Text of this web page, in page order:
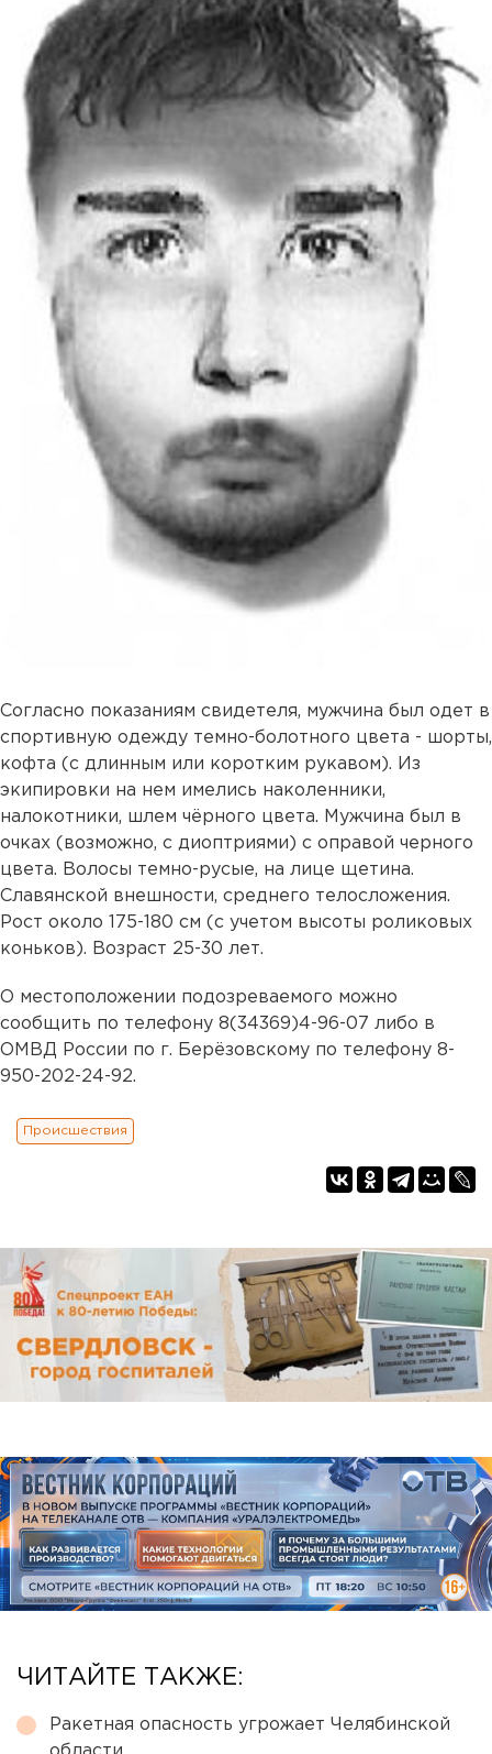
Согласно показаниям свидетеля, мужчина был одет в
спортивную одежду темно-болотного цвета - шорты,
кофта (с длинным или коротким рукавом). Из
экипировки на нем имелись наколенники,
налокотники, шлем чёрного цвета. Мужчина был в
очках (возможно, с диоптриями) с оправой черного
цвета. Волосы темно-русые, на лице щетина.
Славянской внешности, среднего телосложения.
Рост около 175-180 см (с учетом высоты роликовых
коньков). Возраст 25-30 лет.
О местоположении подозреваемого можно
сообщить по телефону 8(34369)4-96-07 либо в
ОМВД России по г. Берёзовскому по телефону 8-
950-202-24-92.
Происшествия
ЧИТАЙТЕ ТАКЖЕ:
Ракетная опасность угрожает Челябинской